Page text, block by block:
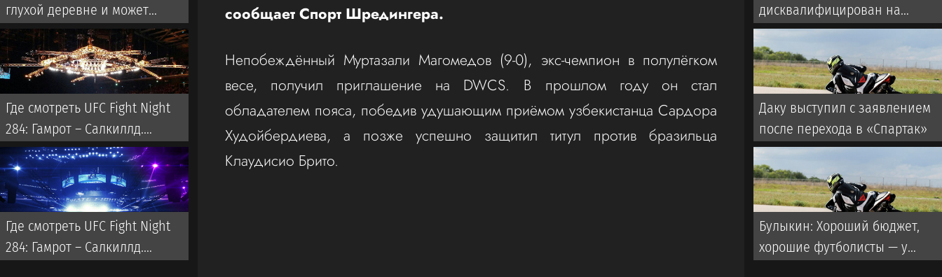
сообщает Спорт Шредингера.
Непобеждённый Муртазали Магомедов (9-0), экс-чемпион в полулёгком
весе, получил приглашение на DWCS. В прошлом году он стал
обладателем пояса, победив удушающим приёмом узбекистанца Сардора
Худойбердиева, а позже успешно защитил титул против бразильца
Клаудисио Брито.
глухой деревне и может
выбить казахстанца из UFC. Что
за боец?
Где смотреть UFC Fight Night
284: Гамрот – Салкиллд.
Сохранит ли казахстанец Дияр
Нургожай место в UFC?
Где смотреть UFC Fight Night
284: Гамрот – Салкиллд.
дисквалифицирован на
полгода. Известна причина
Даку выступил с заявлением
после перехода в «Спартак»
Булыкин: Хороший бюджет,
хорошие футболисты — у